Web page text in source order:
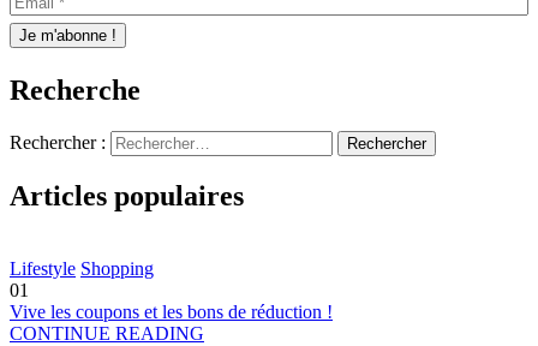
Recherche
Rechercher :
Articles populaires
Lifestyle Shopping
01
Vive les coupons et les bons de réduction !
CONTINUE READING